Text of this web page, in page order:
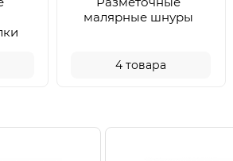
малярные шнуры
4товара